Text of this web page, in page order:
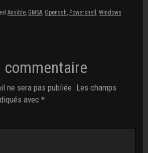
Ansible, GMSA, Openssh, Powershell , WIndows
commentaire
ne sera pas publiée. Les champs
avec *